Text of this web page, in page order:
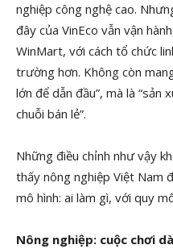
nghiệp công nghệ cao.
đây của VinEco vẫn vận
WinMart, với cách tổ chức
trường hơn. Không còn
lớn để dẫn đầu”, mà là
chuỗi bán lẻ”.
Những điều chỉnh như vậy
thấy nông nghiệp Việt Nam
mô hình: ai làm gì, với quy
Nông nghiệp: cuộc chơi